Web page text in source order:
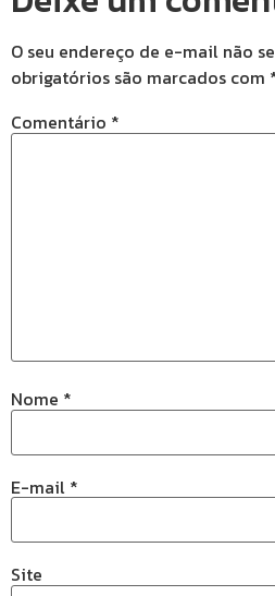
O seu endereço de e-mail não
obrigatórios são marcados com
Comentário *
Nome *
E-mail *
Site